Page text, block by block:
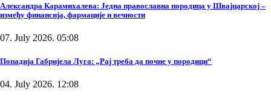
Александра Карамихалева: Једна православна породица у Швајцарској –
између финансија, фармације и вечности
07. July 2026. 05:08
Попадија Габријела Луга: „Рај треба да почне у породици“
04. July 2026. 12:08